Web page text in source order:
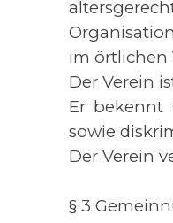
im örtlichen
Der Verein
Er bekennt
sowie
Der Verein
§ 3